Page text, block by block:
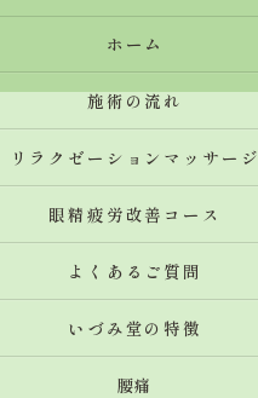
ホーム
施術の流れ
リラクゼーションマッサージ
眼精疲労改善コース
よくあるご質問
いづみ堂の特徴
腰痛